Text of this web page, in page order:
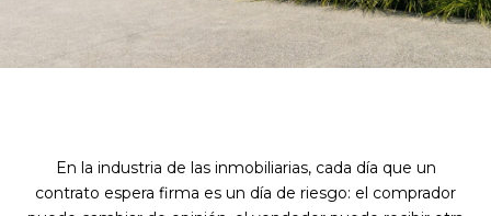
En la industria de las inmobiliarias, cada día que un
contrato espera firma es un día de riesgo: el comprador